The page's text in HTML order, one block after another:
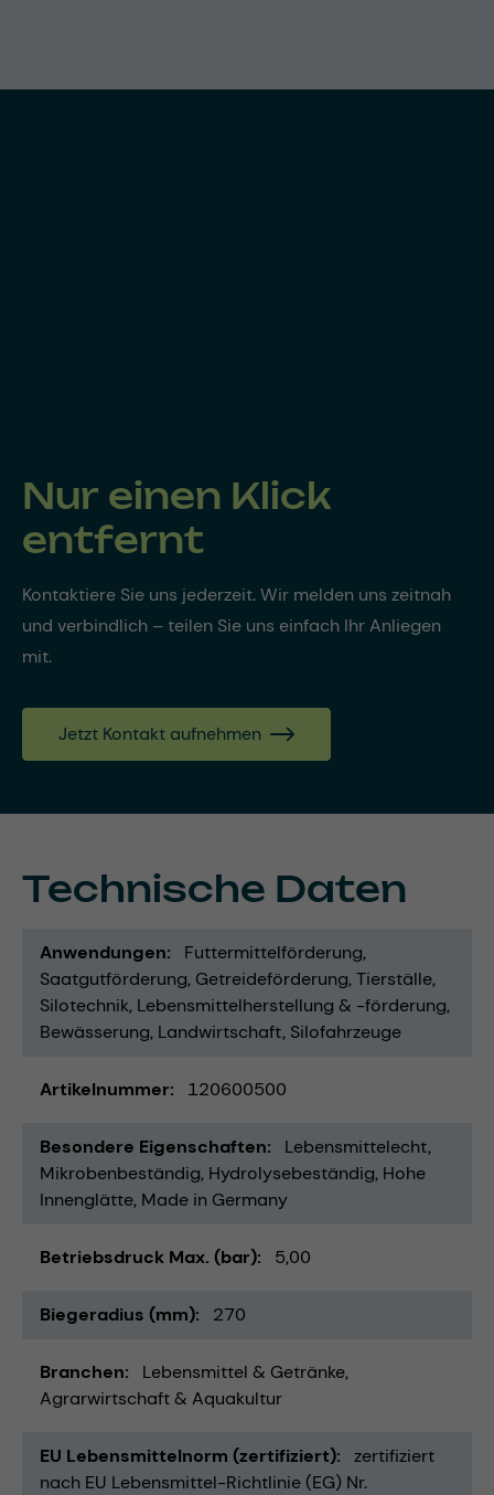
Nur einen Klick
entfernt
Kontaktiere Sie uns jederzeit. Wir melden uns zeitnah
und verbindlich – teilen Sie uns einfach Ihr Anliegen
mit.
Jetzt Kontakt aufnehmen
Technische Daten
Anwendungen
Futtermittelförderung
Saatgutförderung Getreideförderung Tierställe
Silotechnik Lebensmittelherstellung & -förderung
Bewässerung Landwirtschaft Silofahrzeuge
Artikelnummer 120600500
Besondere Eigenschaften
Lebensmittelecht
Mikrobenbeständig Hydrolysebeständig Hohe
Innenglätte Made in Germany
Betriebsdruck Max. (bar) 5,00
Biegeradius (mm) 270
Branchen
Lebensmittel & Getränke
Agrarwirtschaft & Aquakultur
EU Lebensmittelnorm (zertifiziert)
zertifiziert
nach EU Lebensmittel-Richtlinie (EG) Nr.